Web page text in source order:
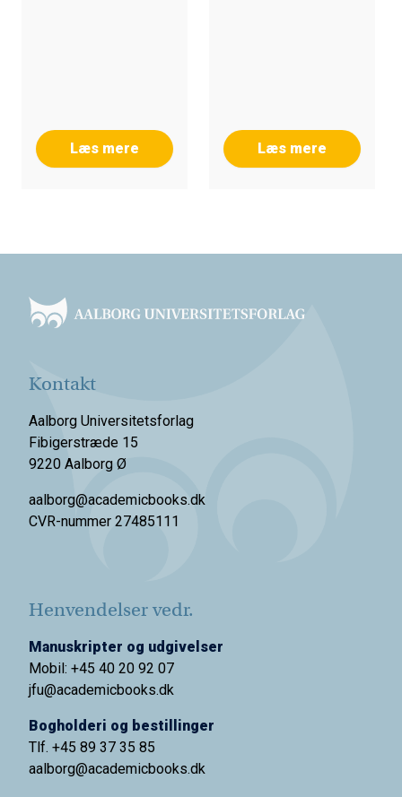
Læs mere Læs mere
Kontakt
Aalborg Universitetsforlag
Fibigerstræde 15
9220 Aalborg Ø
aalborg@academicbooks.dk
CVR-nummer 27485111
Henvendelser vedr.
Manuskripter og udgivelser
Mobil: +45 40 20 92 07
jfu@academicbooks.dk
Bogholderi og bestillinger
Tlf. +45 89 37 35 85
aalborg@academicbooks.dk